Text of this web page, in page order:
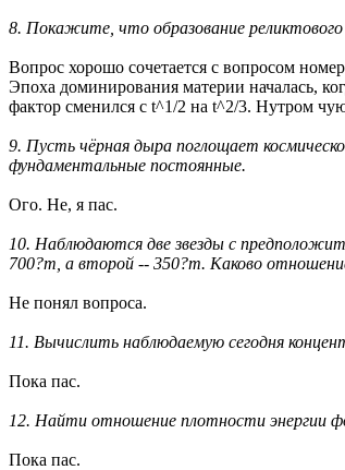
8. Покажите, что образование реликтового
Вопрос хорошо сочетается с вопросом
Эпоха доминирования материи началась,
фактор сменился с t^1/2 на t^2/3. Нутром
9. Пусть чёрная дыра поглощает
фундаментальные постоянные.
Ого. Не, я пас.
10. Наблюдаются две звезды с
700?m, а второй -- 350?m. Каково
Не понял вопроса.
11. Вычислить наблюдаемую сегодня
Пока пас.
12. Найти отношение плотности энергии
Пока пас.